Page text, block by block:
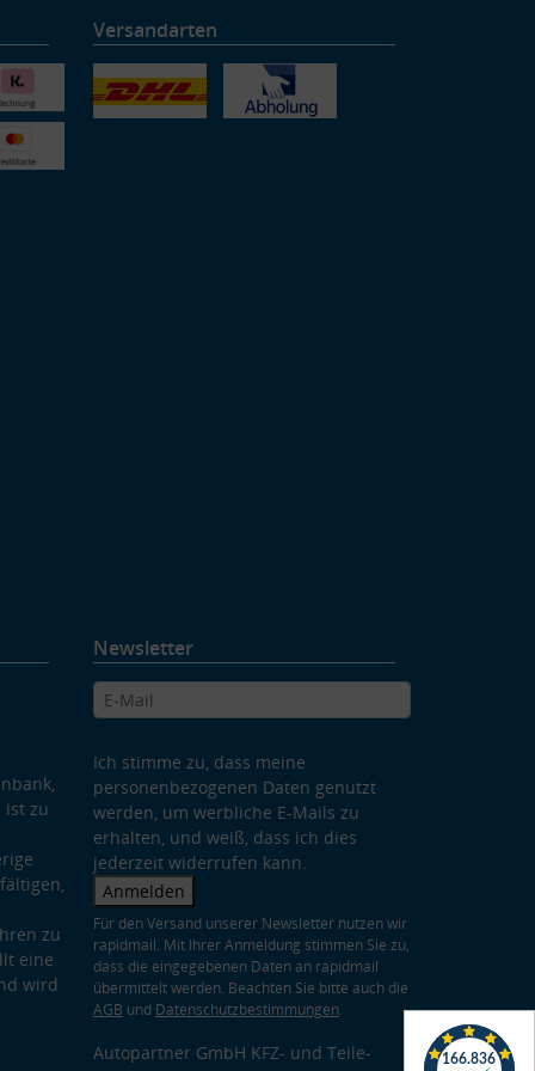
Versandarten
ist zu
zu
eine
wird
Newsletter
Ich stimme zu, dass meine
personenbezogenen Daten genutzt
werden, um werbliche E-Mails zu
erhalten, und weiß, dass ich dies
jederzeit widerrufen kann.
Anmelden
Für den Versand unserer Newsletter nutzen wir
rapidmail. Mit Ihrer Anmeldung stimmen Sie zu,
dass die eingegebenen Daten an rapidmail
übermittelt werden. Beachten Sie bitte auch die
AGB und Datenschutzbestimmungen.
Autopartner GmbH KFZ- und Teile-